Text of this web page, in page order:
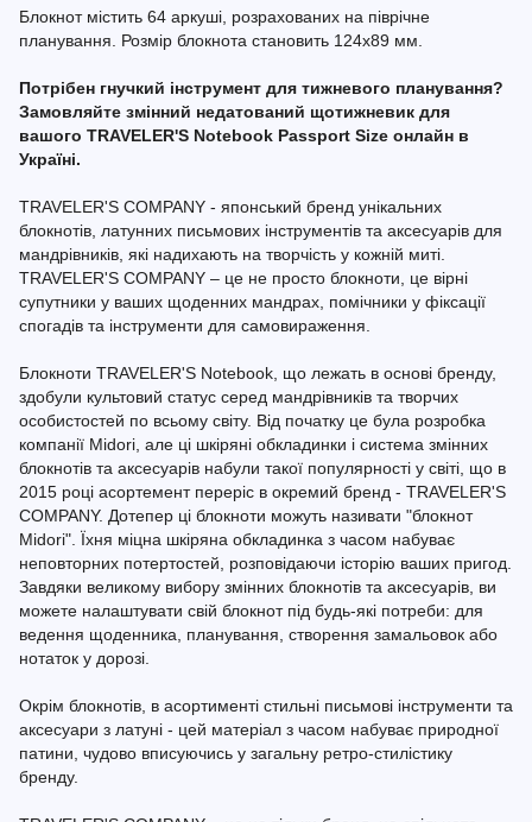
Блокнот містить 64 аркуші, розрахованих на піврічне
планування. Розмір блокнота становить 124x89 мм.
Потрібен гнучкий інструмент для тижневого планування?
Замовляйте змінний недатований щотижневик для
вашого TRAVELER'S Notebook Passport Size онлайн в
Україні.
TRAVELER'S COMPANY - японський бренд унікальних
блокнотів, латунних письмових інструментів та аксесуарів для
мандрівників, які надихають на творчість у кожній миті.
TRAVELER'S COMPANY – це не просто блокноти, це вірні
супутники у ваших щоденних мандрах, помічники у фіксації
спогадів та інструменти для самовираження.
Блокноти TRAVELER'S Notebook, що лежать в основі бренду,
здобули культовий статус серед мандрівників та творчих
особистостей по всьому світу. Від початку це була розробка
компанії Midori, але ці шкіряні обкладинки і система змінних
блокнотів та аксесуарів набули такої популярності у світі, що в
2015 році асортемент переріс в окремий бренд - TRAVELER'S
COMPANY. Дотепер ці блокноти можуть називати "блокнот
Midori". Їхня міцна шкіряна обкладинка з часом набуває
неповторних потертостей, розповідаючи історію ваших пригод.
Завдяки великому вибору змінних блокнотів та аксесуарів, ви
можете налаштувати свій блокнот під будь-які потреби: для
ведення щоденника, планування, створення замальовок або
нотаток у дорозі.
Окрім блокнотів, в асортименті стильні письмові інструменти та
аксесуари з латуні - цей матеріал з часом набуває природної
патини, чудово вписуючись у загальну ретро-стилістику
бренду.